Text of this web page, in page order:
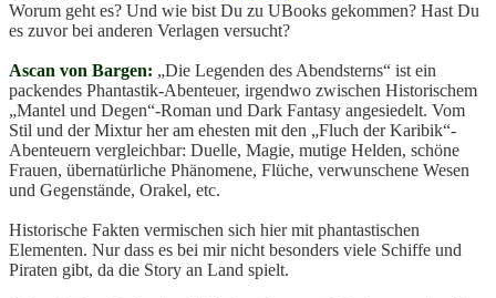
Worum geht es? Und wie bist Du zu UBooks gekommen? Hast Du
es zuvor bei anderen Verlagen versucht?
Ascan von Bargen: „Die Legenden des Abendsterns“ ist ein
packendes Phantastik-Abenteuer, irgendwo zwischen Historischem
„Mantel und Degen“-Roman und Dark Fantasy angesiedelt. Vom
Stil und der Mixtur her am ehesten mit den „Fluch der Karibik“-
Abenteuern vergleichbar: Duelle, Magie, mutige Helden, schöne
Frauen, übernatürliche Phänomene, Flüche, verwunschene Wesen
und Gegenstände, Orakel, etc.
Historische Fakten vermischen sich hier mit phantastischen
Elementen. Nur dass es bei mir nicht besonders viele Schiffe und
Piraten gibt, da die Story an Land spielt.